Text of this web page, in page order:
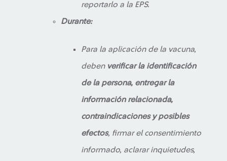
reportarlo a la EPS.
Durante:
Para la aplicación de la vacuna,
deben verificar la identificación
de la persona, entregar la
información relacionada,
contraindicaciones y posibles
efectos, firmar el consentimiento
informado, aclarar inquietudes,